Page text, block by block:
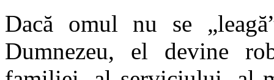
Dacă omul nu se
Dumnezeu, el devine